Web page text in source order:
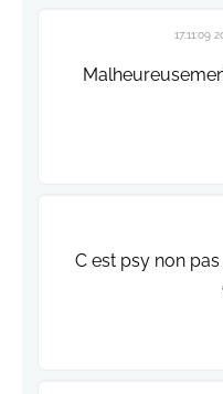
C est psy non